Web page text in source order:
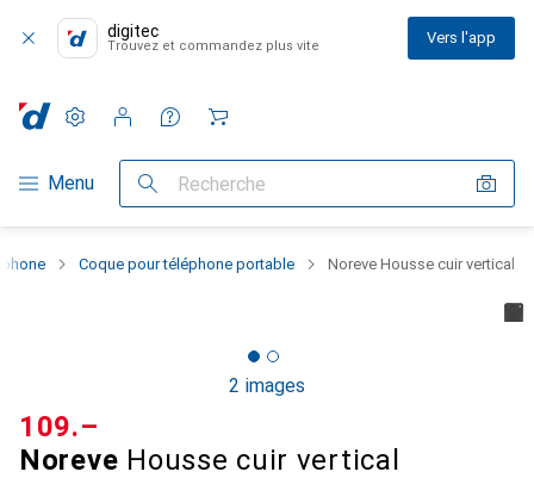
digitec
Trouvez et commandez plus vite Vers l'app
Navigation par catégorie
Menu Recherche
Paramètres
Compte client
Listes de comparaison
Listes d'envies
Panier
Coque pour téléphone portable Noreve Housse cuir vertical
2 images
Noreve Housse cuir vertical
CHF
109.–